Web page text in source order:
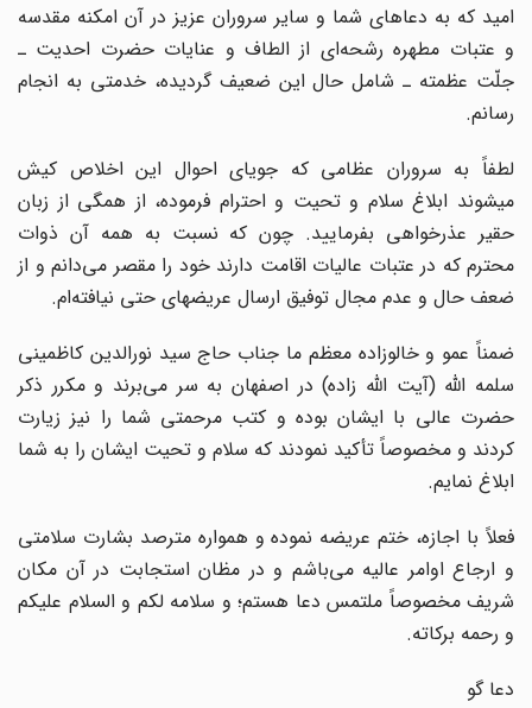
امید که به دعاهای شما و سایر سروران عزیز در آن امکنه مقدسه
و عتبات مطهره رشحه‌ای از الطاف و عنایات حضرت احدیت ـ
جلّت عظمته ـ شامل حال این ضعیف گردیده، خدمتی به انجام
رسانم.
لطفاً به سروران عظامی که جویای احوال این اخلاص کیش
می‏شوند ابلاغ سلام و تحیت و احترام فرموده، از همگی از زبان
حقیر عذرخواهی بفرمایید. چون که نسبت به همه آن ذوات
محترم که در عتبات عالیات اقامت دارند خود را مقصر می‌دانم و از
ضعف حال و عدم مجال توفیق ارسال عریضه‏ای حتی نیافته‌ام.
ضمناً عمو و خالوزاده معظم ما جناب حاج سید نورالدین کاظمینی
سلمه الله (آیت الله زاده) در اصفهان به سر می‌برند و مکرر ذکر
حضرت عالی با ایشان بوده و کتب مرحمتی شما را نیز زیارت
کردند و مخصوصاً تأکید نمودند که سلام و تحیت ایشان را به شما
ابلاغ نمایم.
فعلاً با اجازه، ختم عریضه نموده و همواره مترصد بشارت سلامتی
و ارجاع اوامر عالیه می‌باشم و در مظان استجابت در آن مکان
شریف مخصوصاً ملتمس دعا هستم؛ و سلامه لکم و السلام علیکم
و رحمه برکاته.
دعا گو